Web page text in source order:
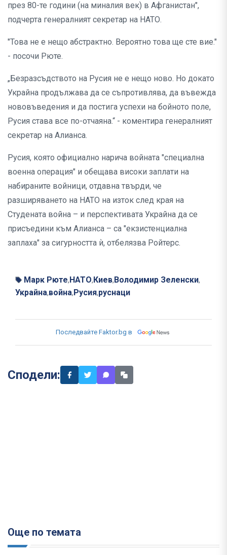
през 80-те години (на миналия век) в Афганистан",
подчерта генералният секретар на НАТО.
"Това не е нещо абстрактно. Вероятно това ще сте вие."
- посочи Рюте.
„Безразсъдството на Русия не е нещо ново. Но докато
Украйна продължава да се съпротивлява, да въвежда
нововъведения и да постига успехи на бойното поле,
Русия става все по-отчаяна.“ - коментира генералният
секретар на Алианса.
Русия, която официално нарича войната "специална
военна операция" и обещава високи заплати на
набираните войници, отдавна твърди, че
разширяването на НАТО на изток след края на
Студената война – и перспективата Украйна да се
присъедини към Алианса – са "екзистенциална
заплаха" за сигурността ѝ, отбелязва Ройтерс.
Марк Рюте, НАТО, Киев, Володимир Зеленски,
Украйна,война, Русия,руснаци
Последвайте Faktor.bg в
Сподели:
Още по темата